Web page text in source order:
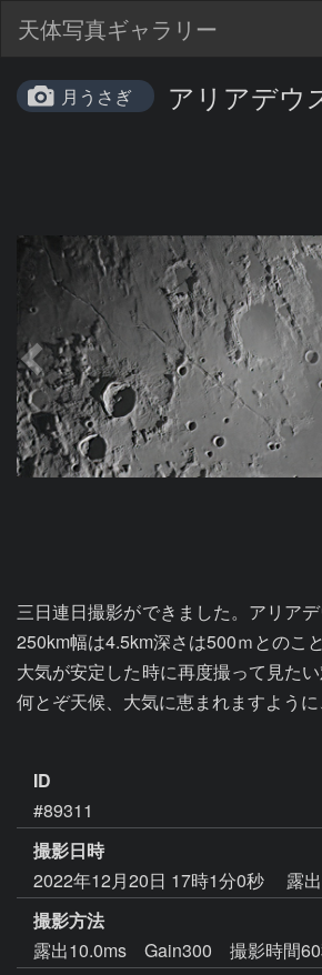
天体写真ギャラリー
月うさぎ アリアデ
三日連日撮影ができました。アリア
250km幅は4.5km深さは500ｍとのこと
大気が安定した時に再度撮って見た
何とぞ天候、大気に恵まれますように
ID
#89311
撮影日時
2022年12月20日 17時1分0秒
露
撮影方法
露出10.0ms Gain300 撮影時間